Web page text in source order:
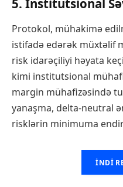
5. İnstitutsional
Protokol, mühakimə
istifadə edərək müxtəlif
risk idarəçiliyi həyata
kimi institutsional
margin mühafizəsində
yanaşma, delta-neutral
risklərin minimuma
İNDI